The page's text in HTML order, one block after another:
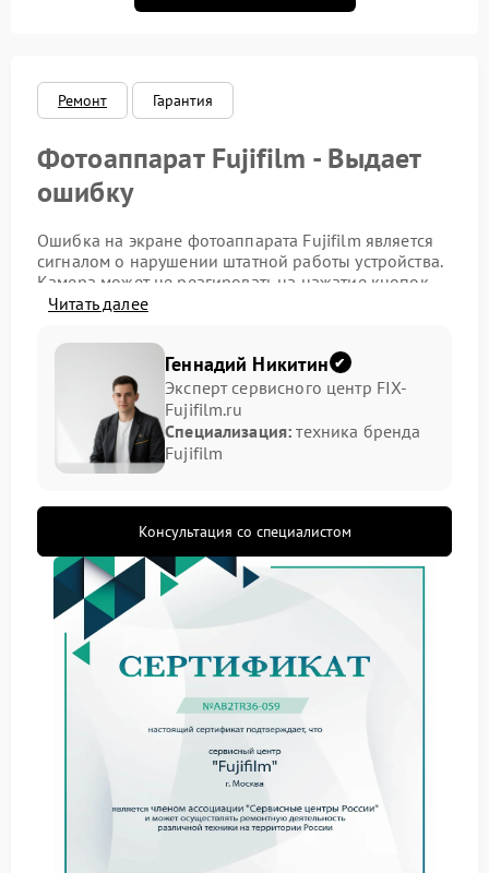
Ремонт Гарантия
Фотоаппарат Fujifilm - Выдает
ошибку
Ошибка на экране фотоаппарата Fujifilm является
сигналом о нарушении штатной работы устройства.
Камера может не реагировать на нажатие кнопок,
прекращать запись изображения или
ситуации требуется квалифицированный подход,
так как самостоятельные действия нередко
усугубляют состояние техники. Ремонт Зенит как
направление сервисных работ показывает, что
точность действий играет решающую роль и для
других брендов.
При обращении в Сервис Зенит специалисты
выделяют ряд причин, характерных и для камер
Fujifilm:
нестабильная работа внутренних модулей;
нарушение взаимодействия программных
износ или повреждение элементов управления.
Подобные проявления не исчезают сами и требуют
профессиональной диагностики с использованием
измерительного оборудования.
Порядок сервисных работ
Читать далее
Геннадий Никитин
Эксперт сервисного центр FIX-
Fujifilm.ru
Специализация: техника бренда
Fujifilm
Консультация со специалистом